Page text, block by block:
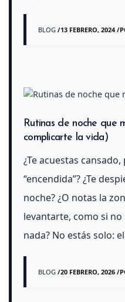
BLOG /13 FEBRERO, 2024/
Rutinas de noche que
complicarte la vida)
¿Te acuestas
“encendida”? ¿Te
noche? ¿O notas la
levantarte, como si
nada? No estás solo:
BLOG /20 FEBRERO, 2026 /